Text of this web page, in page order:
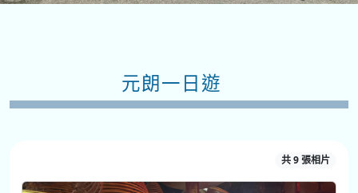
元朗一日遊
共 9 張相片